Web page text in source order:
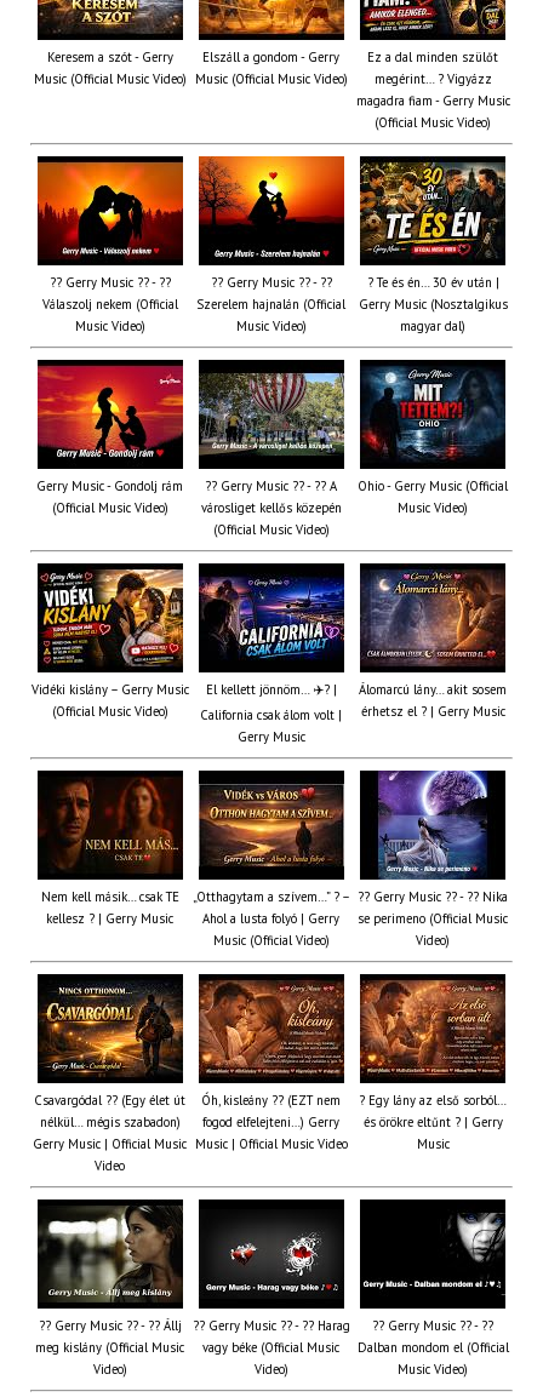
Keresem a szót - Gerry
Music (Official Music Video)
Elszáll a gondom - Gerry
Music (Official Music Video)
Ez a dal minden szülőt
megérint… ? Vigyázz
magadra fiam - Gerry Music
(Official Music Video)
?? Gerry Music ?? - ??
Válaszolj nekem (Official
Music Video)
?? Gerry Music ?? - ??
Szerelem hajnalán (Official
Music Video)
? Te és én… 30 év után |
Gerry Music (Nosztalgikus
magyar dal)
Gerry Music - Gondolj rám
(Official Music Video)
?? Gerry Music ?? - ?? A
városliget kellős közepén
(Official Music Video)
Ohio - Gerry Music (Official
Music Video)
Vidéki kislány – Gerry Music
(Official Music Video)
El kellett jönnöm… ✈️? |
California csak álom volt |
Gerry Music
Álomarcú lány… akit sosem
érhetsz el ? | Gerry Music
Nem kell másik… csak TE
kellesz ? | Gerry Music
„Otthagytam a szívem…” ? –
Ahol a lusta folyó | Gerry
Music (Official Video)
?? Gerry Music ?? - ?? Nika
se perimeno (Official Music
Video)
Csavargódal ?? (Egy élet út
nélkül… mégis szabadon)
Gerry Music | Official Music
Video
Óh, kisleány ?? (EZT nem
fogod elfelejteni…) Gerry
Music | Official Music Video
? Egy lány az első sorból…
és örökre eltűnt ? | Gerry
Music
?? Gerry Music ?? - ?? Állj
meg kislány (Official Music
Video)
?? Gerry Music ?? - ?? Harag
vagy béke (Official Music
Video)
?? Gerry Music ?? - ??
Dalban mondom el (Official
Music Video)